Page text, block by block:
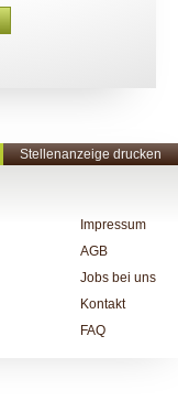
Stellenanzeige drucken
Impressum
AGB
Jobs bei uns
Kontakt
FAQ